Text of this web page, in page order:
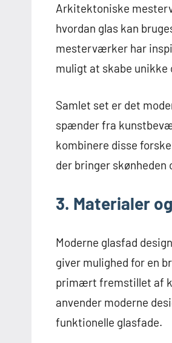
Arkitektoniske
hvordan glas kan
mesterværker har
muligt at skabe unikke
Samlet set er det
spænder fra
kombinere disse
der bringer
3. Materialer
Moderne glasfad
giver mulighed for en
primært fremstillet af
anvender moderne
funktionelle glasfade.